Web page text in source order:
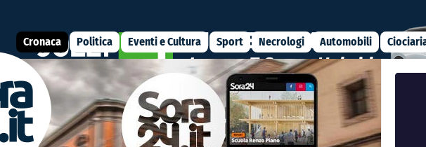
Cronaca Politica Eventi e Cultura Sport Necrologi Automobili